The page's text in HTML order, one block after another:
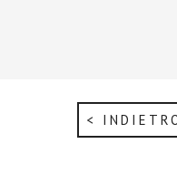
<